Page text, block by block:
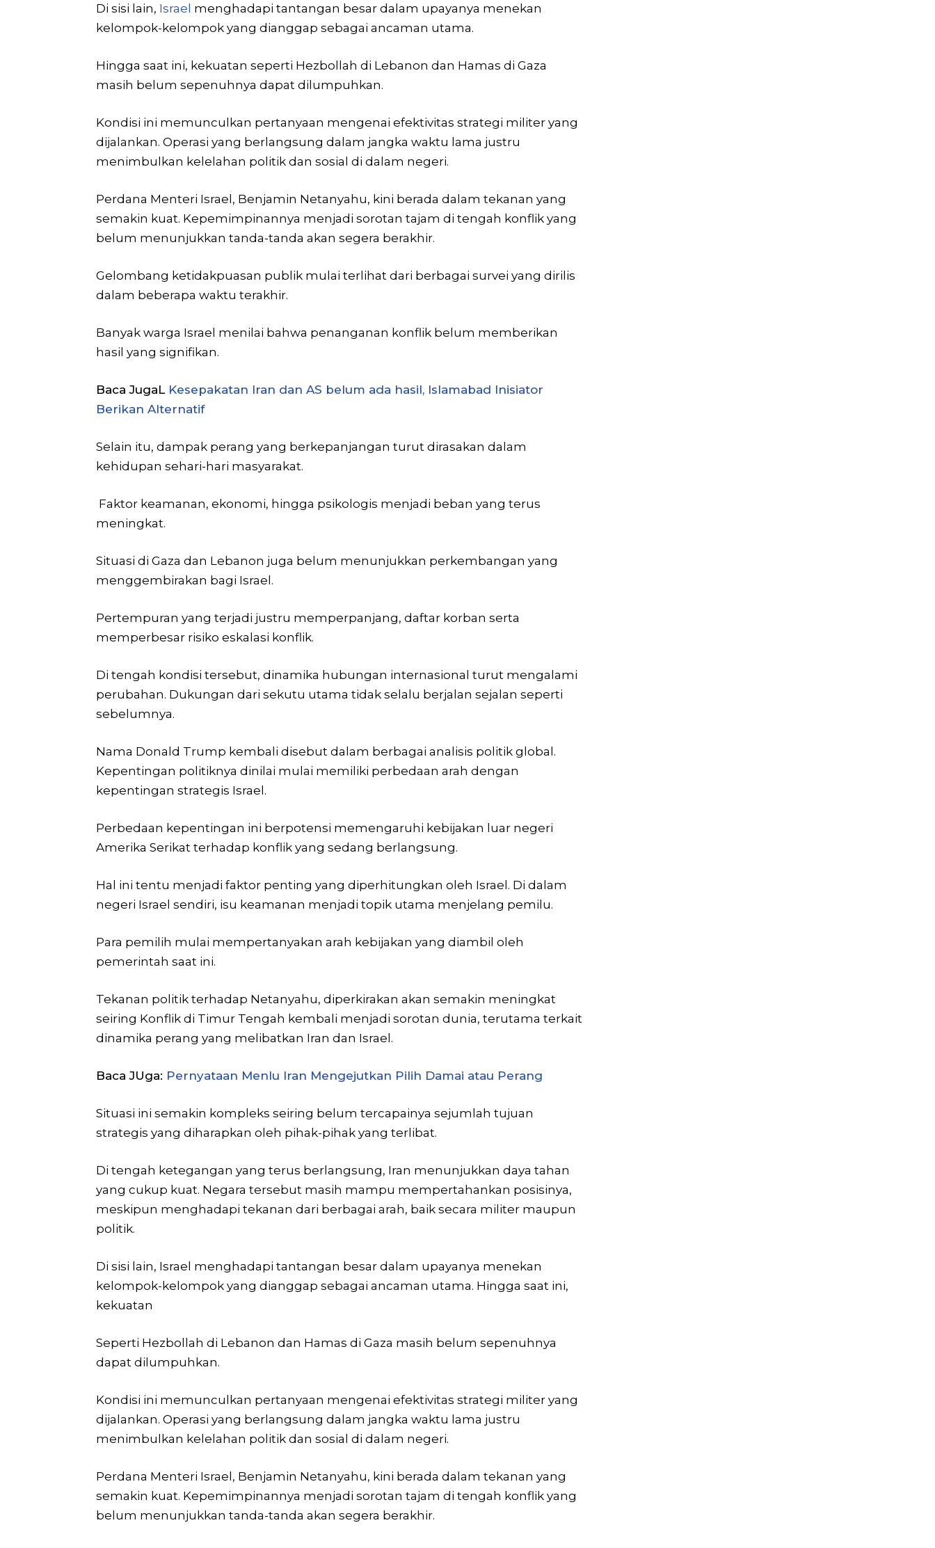
Di sisi lain, Israel menghadapi tantangan besar dalam upayanya menekan
kelompok-kelompok yang dianggap sebagai ancaman utama.
Hingga saat ini, kekuatan seperti Hezbollah di Lebanon dan Hamas di Gaza
masih belum sepenuhnya dapat dilumpuhkan.
Kondisi ini memunculkan pertanyaan mengenai efektivitas strategi militer yang
dijalankan. Operasi yang berlangsung dalam jangka waktu lama justru
menimbulkan kelelahan politik dan sosial di dalam negeri.
Perdana Menteri Israel, Benjamin Netanyahu, kini berada dalam tekanan yang
semakin kuat. Kepemimpinannya menjadi sorotan tajam di tengah konflik yang
belum menunjukkan tanda-tanda akan segera berakhir.
Gelombang ketidakpuasan publik mulai terlihat dari berbagai survei yang dirilis
dalam beberapa waktu terakhir.
Banyak warga Israel menilai bahwa penanganan konflik belum memberikan
hasil yang signifikan.
Baca JugaL Kesepakatan Iran dan AS belum ada hasil, Islamabad Inisiator
Berikan Alternatif
Selain itu, dampak perang yang berkepanjangan turut dirasakan dalam
kehidupan sehari-hari masyarakat.
Faktor keamanan, ekonomi, hingga psikologis menjadi beban yang terus
meningkat.
Situasi di Gaza dan Lebanon juga belum menunjukkan perkembangan yang
menggembirakan bagi Israel.
Pertempuran yang terjadi justru memperpanjang, daftar korban serta
memperbesar risiko eskalasi konflik.
Di tengah kondisi tersebut, dinamika hubungan internasional turut mengalami
perubahan. Dukungan dari sekutu utama tidak selalu berjalan sejalan seperti
sebelumnya.
Nama Donald Trump kembali disebut dalam berbagai analisis politik global.
Kepentingan politiknya dinilai mulai memiliki perbedaan arah dengan
kepentingan strategis Israel.
Perbedaan kepentingan ini berpotensi memengaruhi kebijakan luar negeri
Amerika Serikat terhadap konflik yang sedang berlangsung.
Hal ini tentu menjadi faktor penting yang diperhitungkan oleh Israel. Di dalam
negeri Israel sendiri, isu keamanan menjadi topik utama menjelang pemilu.
Para pemilih mulai mempertanyakan arah kebijakan yang diambil oleh
pemerintah saat ini.
Tekanan politik terhadap Netanyahu, diperkirakan akan semakin meningkat
seiring Konflik di Timur Tengah kembali menjadi sorotan dunia, terutama terkait
dinamika perang yang melibatkan Iran dan Israel.
Baca JUga: Pernyataan Menlu Iran Mengejutkan Pilih Damai atau Perang
Situasi ini semakin kompleks seiring belum tercapainya sejumlah tujuan
strategis yang diharapkan oleh pihak-pihak yang terlibat.
Di tengah ketegangan yang terus berlangsung, Iran menunjukkan daya tahan
yang cukup kuat. Negara tersebut masih mampu mempertahankan posisinya,
meskipun menghadapi tekanan dari berbagai arah, baik secara militer maupun
politik.
Di sisi lain, Israel menghadapi tantangan besar dalam upayanya menekan
kelompok-kelompok yang dianggap sebagai ancaman utama. Hingga saat ini,
kekuatan
Seperti Hezbollah di Lebanon dan Hamas di Gaza masih belum sepenuhnya
dapat dilumpuhkan.
Kondisi ini memunculkan pertanyaan mengenai efektivitas strategi militer yang
dijalankan. Operasi yang berlangsung dalam jangka waktu lama justru
menimbulkan kelelahan politik dan sosial di dalam negeri.
Perdana Menteri Israel, Benjamin Netanyahu, kini berada dalam tekanan yang
semakin kuat. Kepemimpinannya menjadi sorotan tajam di tengah konflik yang
belum menunjukkan tanda-tanda akan segera berakhir.